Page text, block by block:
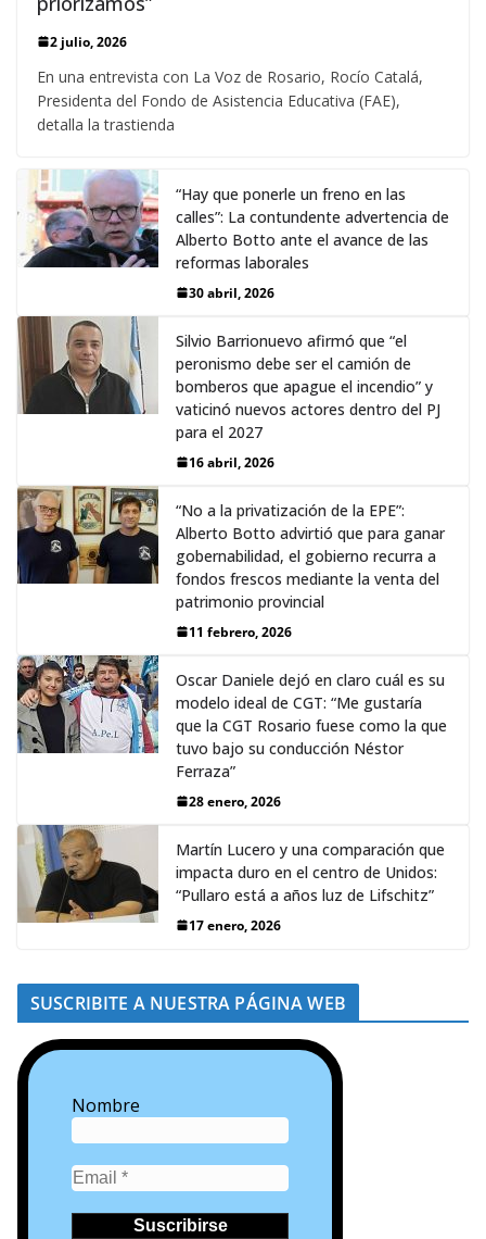
2 julio, 2026
En una entrevista con La Voz de Rosario, Rocío Catalá,
Presidenta del Fondo de Asistencia Educativa (FAE),
detalla la trastienda
“Hay que ponerle un freno en las
calles”: La contundente advertencia de
Alberto Botto ante el avance de las
reformas laborales
30 abril, 2026
Silvio Barrionuevo afirmó que “el
peronismo debe ser el camión de
bomberos que apague el incendio” y
vaticinó nuevos actores dentro del PJ
para el 2027
16 abril, 2026
“No a la privatización de la EPE”:
Alberto Botto advirtió que para ganar
gobernabilidad, el gobierno recurra a
fondos frescos mediante la venta del
patrimonio provincial
11 febrero, 2026
Oscar Daniele dejó en claro cuál es su
modelo ideal de CGT: “Me gustaría
que la CGT Rosario fuese como la que
tuvo bajo su conducción Néstor
Ferraza”
28 enero, 2026
Martín Lucero y una comparación que
impacta duro en el centro de Unidos:
“Pullaro está a años luz de Lifschitz”
17 enero, 2026
SUSCRIBITE A NUESTRA PÁGINA WEB
Nombre